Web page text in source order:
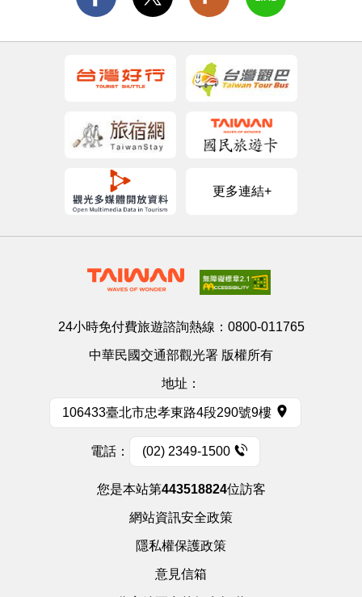
更多連結+
24小時免付費旅遊諮詢熱線： 0800-011765
中華民國交通部觀光署 版權所有
地址：
106433臺北市忠孝東路4段290號9樓
電話： (02) 2349-1500
您是本站第443518824位訪客
網站資訊安全政策
隱私權保護政策
意見信箱